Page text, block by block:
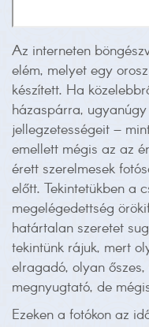
Az interneten
elém, melyet egy
készített. Ha
házaspárra,
jellegzetességeit –
emellett mégis az az
érett szerelmesek
előtt. Tekintetükben a
megelégedettség
határtalan szeretet
tekintünk rájuk, mert
elragadó, olyan
megnyugtató, de
Ezeken a fotókon az